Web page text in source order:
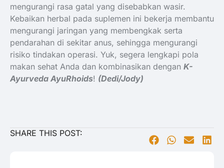
mengurangi rasa gatal yang disebabkan wasir.
Kebaikan herbal pada suplemen ini bekerja membantu
mengurangi jaringan yang membengkak serta
pendarahan di sekitar anus, sehingga mengurangi
risiko tindakan operasi. Yuk, segera lengkapi pola
makan sehat Anda dan kombinasikan dengan K-
Ayurveda AyuRhoids! (Dedi/Jody)
SHARE THIS POST: